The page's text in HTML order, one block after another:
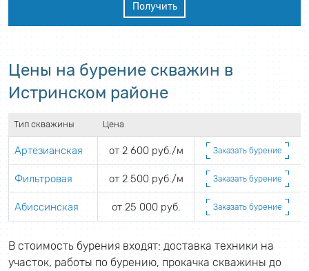
Получить
Цены на бурение скважин в
Истринском районе
Тип скважины Цена
Артезианская от 2 600 руб./м Заказать бурение
Фильтровая от 2 500 руб./м Заказать бурение
Абиссинская от 25 000 руб. Заказать бурение
В стоимость бурения входят: доставка техники на
участок, работы по бурению, прокачка скважины до